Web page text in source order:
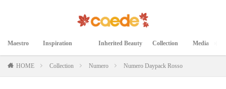
Maestro
マエストロ
Inspiration
インスピレーション
Inherited Beauty
継承された美
Collection
コレクション
Media
メディア掲載
HOME Collection Numero Numero Daypack Rosso